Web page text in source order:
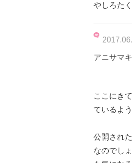
やしろた
アニサマ
ここにき
ているよ
公開され
なのでし